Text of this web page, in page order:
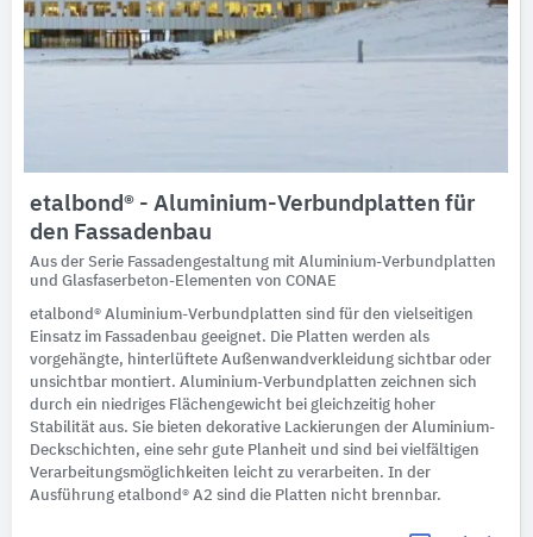
etalbond® - Aluminium-Verbundplatten für
den Fassadenbau
Aus der Serie Fassadengestaltung mit Aluminium-Verbundplatten
und Glasfaserbeton-Elementen von CONAE
etalbond® Aluminium-Verbundplatten sind für den vielseitigen
Einsatz im Fassadenbau geeignet. Die Platten werden als
vorgehängte, hinterlüftete Außenwandverkleidung sichtbar oder
unsichtbar montiert. Aluminium-Verbundplatten zeichnen sich
durch ein niedriges Flächengewicht bei gleichzeitig hoher
Stabilität aus. Sie bieten dekorative Lackierungen der Aluminium-
Deckschichten, eine sehr gute Planheit und sind bei vielfältigen
Verarbeitungsmöglichkeiten leicht zu verarbeiten. In der
Ausführung etalbond® A2 sind die Platten nicht brennbar.